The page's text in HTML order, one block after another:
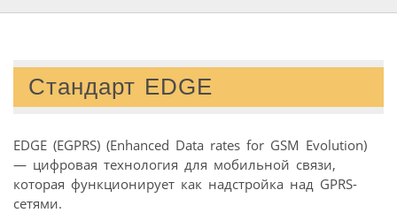
Стандарт EDGE
EDGE (EGPRS) (Enhanced Data rates for GSM Evolution)
— цифровая технология для мобильной связи,
которая функционирует как надстройка над GPRS-
сетями.